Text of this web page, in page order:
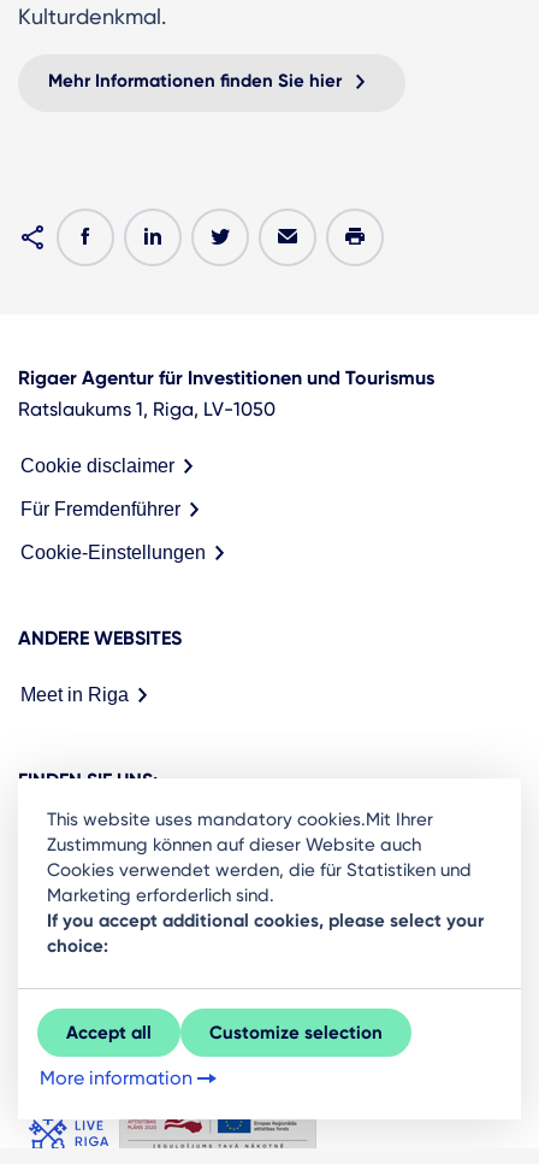
Kulturdenkmal.
Mehr Informationen finden Sie hier
Rigaer Agentur für Investitionen und Tourismus
Ratslaukums 1, Riga, LV-1050
Cookie disclaimer
Für Fremdenführer
Cookie-Einstellungen
ANDERE WEBSITES
Meet in Riga
FINDEN SIE UNS:
Ready to stay in the loop on Rigas business
community? Subscribe to our newsletter.
Sign Up
This website uses mandatory cookies.Mit Ihrer
Zustimmung können auf dieser Website auch
Cookies verwendet werden, die für Statistiken und
Marketing erforderlich sind.
If you accept additional cookies, please select your
choice:
Accept all Customize selection
More information